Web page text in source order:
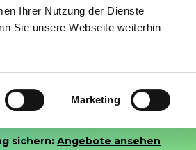
Ihrer Nutzung der Dienste
Sie unsere Webseite weiterhin
Marketing
sichern: Angebote ansehen